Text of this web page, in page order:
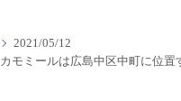
2021/05/12